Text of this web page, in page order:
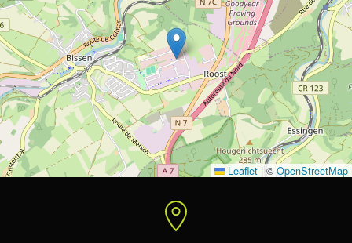
Leaflet | ©OpenStreetMap